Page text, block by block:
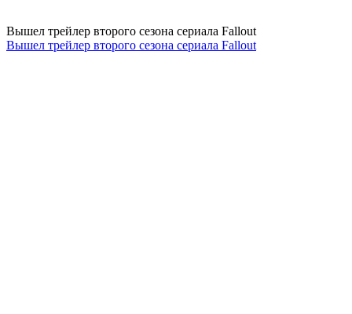
Вышел трейлер второго сезона сериала Fallout
Вышел трейлер второго сезона сериала Fallout